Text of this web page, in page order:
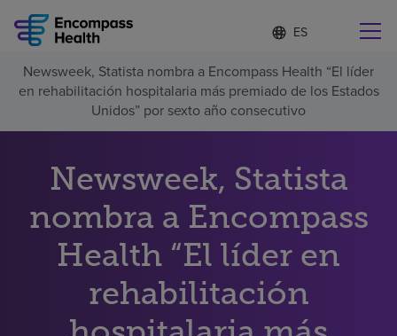
Lista
de
idiomas
contraída
d
o
m
a
e
c
c
i
n
d
Encuentre una localidad cerca de usted
Por qué debe elegirnos
Servicios de rehabilitación
Recursos de salud
Newsweek, Statista nombra a Encompass Health “El líder
en rehabilitación hospitalaria más premiado de los Estados
Unidos” por sexto año consecutivo
Newsweek, Statista
nombra a Encompass
Health “El líder en
rehabilitación